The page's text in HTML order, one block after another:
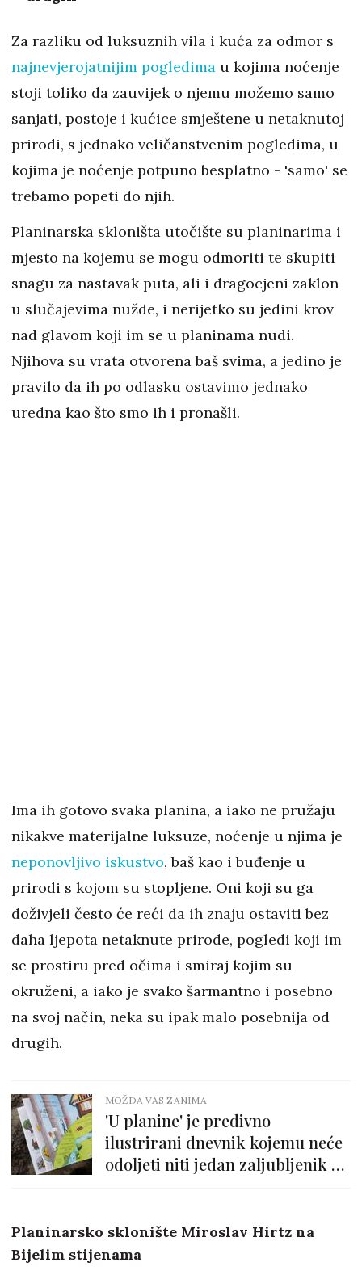
Za razliku od luksuznih vila i kuća za odmor s
najnevjerojatnijim pogledima u kojima noćenje
stoji toliko da zauvijek o njemu možemo samo
sanjati, postoje i kućice smještene u netaknutoj
prirodi, s jednako veličanstvenim pogledima, u
kojima je noćenje potpuno besplatno - 'samo' se
trebamo popeti do njih.
Planinarska skloništa utočište su planinarima i
mjesto na kojemu se mogu odmoriti te skupiti
snagu za nastavak puta, ali i dragocjeni zaklon
u slučajevima nužde, i nerijetko su jedini krov
nad glavom koji im se u planinama nudi.
Njihova su vrata otvorena baš svima, a jedino je
pravilo da ih po odlasku ostavimo jednako
uredna kao što smo ih i pronašli.
Ima ih gotovo svaka planina, a iako ne pružaju
nikakve materijalne luksuze, noćenje u njima je
neponovljivo iskustvo, baš kao i buđenje u
prirodi s kojom su stopljene. Oni koji su ga
doživjeli često će reći da ih znaju ostaviti bez
daha ljepota netaknute prirode, pogledi koji im
se prostiru pred očima i smiraj kojim su
okruženi, a iako je svako šarmantno i posebno
na svoj način, neka su ipak malo posebnija od
drugih.
MOŽDA VAS ZANIMA
'U planine' je predivno
ilustrirani dnevnik kojemu neće
odoljeti niti jedan zaljubljenik u
Planinarsko sklonište Miroslav Hirtz na
Bijelim stijenama